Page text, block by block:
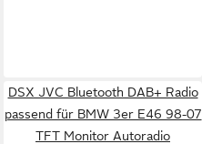
DSX JVC Bluetooth DAB+ Radio
passend für BMW 3er E46 98-07
TFT Monitor Autoradio